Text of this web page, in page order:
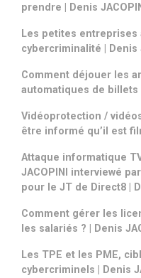
prendre | Denis
Les petites entreprises
cybercriminalité | Denis
Comment déjouer les
automatiques de billets
Vidéoprotection /
être informé qu’il est
Attaque informatique
JACOPINI interviewé
pour le JT de Direct8 |
Comment gérer les
les salariés ? | Denis
Les TPE et les PME,
cybercriminels | Denis